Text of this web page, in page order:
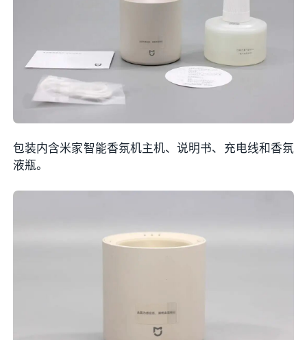
包装内含米家智能香氛机主机、说明书、充电线和香氛
液瓶。